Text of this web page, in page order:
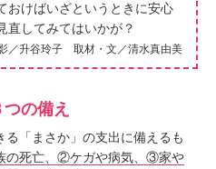
おけばいざというときに安心
直してみてはいかが？
／升谷玲子 取材・文／清水真由美
つの備え
「まさか」の支出に備えるも
の死亡、②ケガや病気、③家や